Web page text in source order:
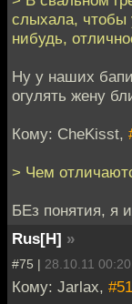
слыхала, чтобы
нибудь,
Ну у наших
огулять жену
Кому: CheKisst,
> Чем
БЕз понятия, я
Rus[H] »
#75 | 28.10.11 00:20
Кому: Jarlax, #51